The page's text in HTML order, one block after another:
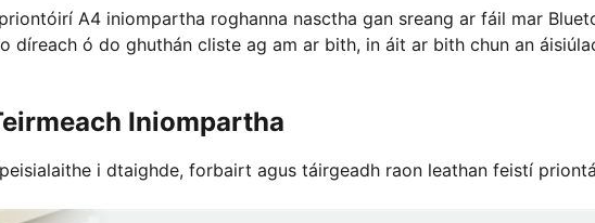
A4 iniompartha roghanna nasctha gan sreang ar fáil mar
díreach ó do ghuthán cliste ag am ar bith, in áit ar bith chun an
Iniompartha
i dtaighde, forbairt agus táirgeadh raon leathan feistí